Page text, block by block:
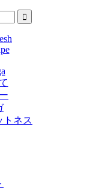
トネス